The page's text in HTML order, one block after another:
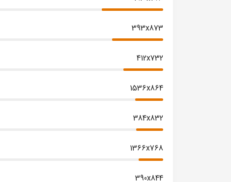
393x873
412x732
1536x864
384x832
1366x768
390x844